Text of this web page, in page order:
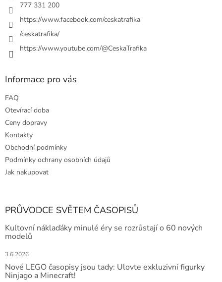
777 331 200
https://www.facebook.com/ceskatrafika
/ceskatrafika/
https://www.youtube.com/@CeskaTrafika
Informace pro vás
FAQ
Otevírací doba
Ceny dopravy
Kontakty
Obchodní podmínky
Podmínky ochrany osobních údajů
Jak nakupovat
PRŮVODCE SVĚTEM ČASOPISŮ
Kultovní náklaďáky minulé éry se rozrůstají o 60 nových
modelů
3.6.2026
Nové LEGO časopisy jsou tady: Ulovte exkluzivní figurky
Ninjago a Minecraft!